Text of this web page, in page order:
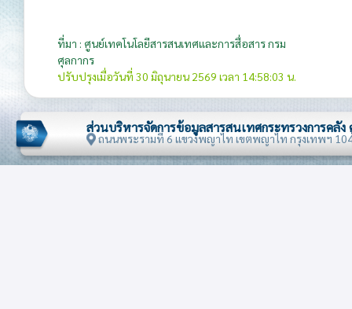
ที่มา : ศูนย์เทคโนโลยีสารสนเทศและการสื่อสาร กรม
ศุลกากร
ปรับปรุงเมื่อวันที่ 30 มิถุนายน 2569 เวลา 14:58:03 น.
ส่วนบริหารจัดการข้อมูลสารสนเทศกระทรวงการคลั
ถนนพระรามที่ 6 แขวงพญาไท เขตพญาไท กรุงเทพฯ